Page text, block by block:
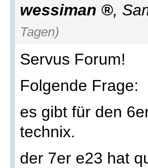
wessiman ,
Tagen)
Servus Forum!
Folgende Frage:
es gibt für den
technix.
der 7er e23 hat